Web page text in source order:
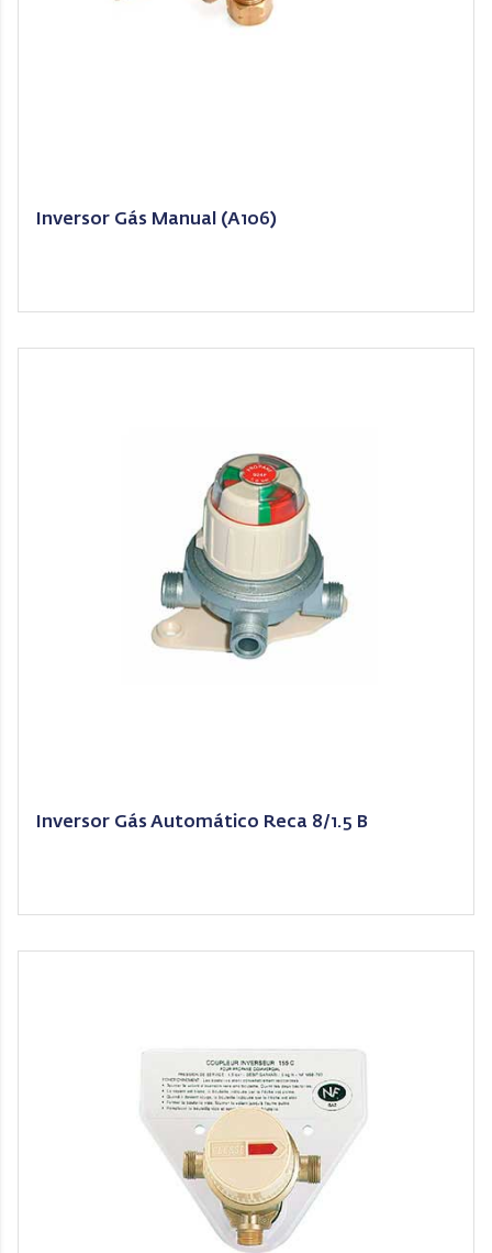
Inversor Gás Manual (A106)
Inversor Gás Automático Reca 8/1.5 B